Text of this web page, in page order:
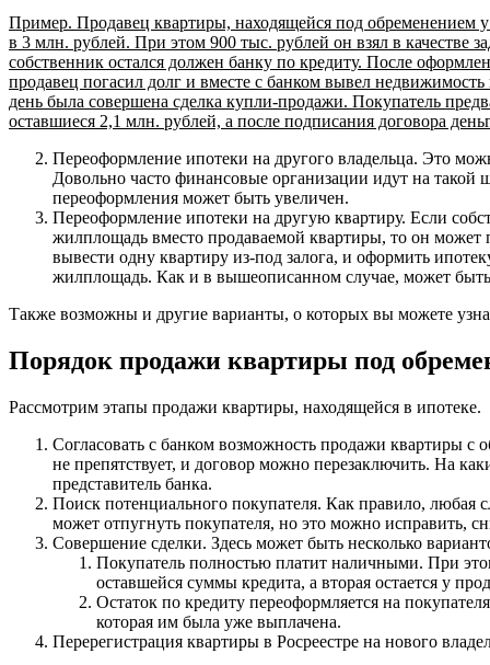
Пример. Продавец квартиры, находящейся под обременением
в 3 млн. рублей. При этом 900 тыс. рублей он взял в качестве
собственник остался должен банку по кредиту. После
продавец погасил долг и вместе с банком вывел
день была совершена сделка купли-продажи. Покупатель
оставшиеся 2,1 млн. рублей, а после подписания договора
Переоформление ипотеки на другого владельца. Это
Довольно часто финансовые организации идут на такой
переоформления может быть увеличен.
Переоформление ипотеки на другую квартиру. Если
жилплощадь вместо продаваемой квартиры, то он может
вывести одну квартиру из-под залога, и оформить
жилплощадь. Как и в вышеописанном случае, может быть
Также возможны и другие варианты, о которых вы можете
Порядок продажи квартиры под
Рассмотрим этапы продажи квартиры, находящейся в ипотеке.
Согласовать с банком возможность продажи квартиры с
не препятствует, и договор можно перезаключить. На
представитель банка.
Поиск потенциального покупателя. Как правило, любая
может отпугнуть покупателя, но это можно исправить,
Совершение сделки. Здесь может быть несколько
Покупатель полностью платит наличными. При
оставшейся суммы кредита, а вторая остается у
Остаток по кредиту переоформляется на
которая им была уже выплачена.
Перерегистрация квартиры в Росреестре на нового